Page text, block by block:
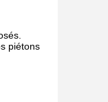
piétons